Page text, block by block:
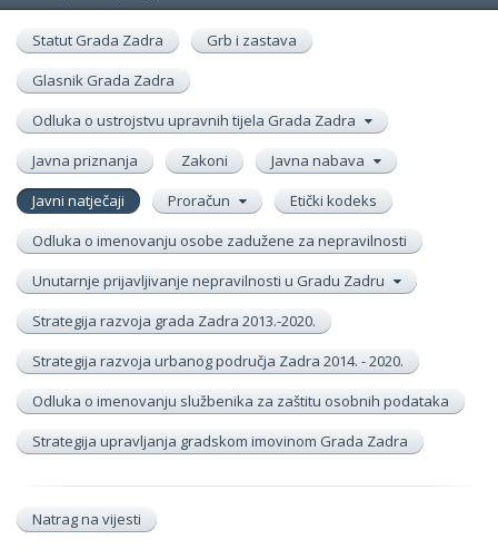
Statut Grada Zadra
Grb i zastava
Glasnik Grada Zadra
Odluka o ustrojstvu upravnih tijela Grada Zadra
Javna priznanja
Zakoni
Javna nabava
Javni natječaji
Proračun
Etički kodeks
Odluka o imenovanju osobe zadužene za nepravilnosti
Unutarnje prijavljivanje nepravilnosti u Gradu Zadru
Strategija razvoja grada Zadra 2013.-2020.
Strategija razvoja urbanog područja Zadra 2014. - 2020.
Odluka o imenovanju službenika za zaštitu osobnih podataka
Strategija upravljanja gradskom imovinom Grada Zadra
Natrag na vijesti